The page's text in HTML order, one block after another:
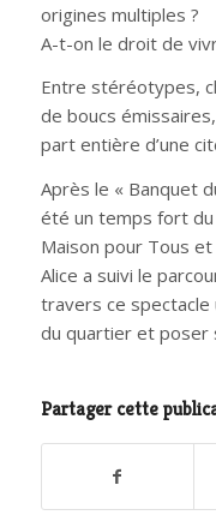
origines multiples ?
A-t-on le droit de
Entre stéréotypes,
de boucs
part entière d’une
Après le « Banquet
été un temps fort
Maison pour Tous
Alice a suivi le
travers ce
du quartier et poser
Partager cette